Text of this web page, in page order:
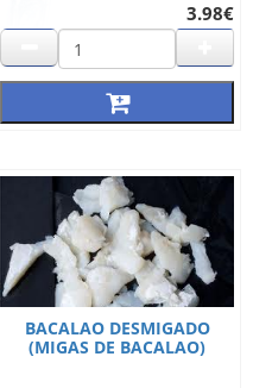
3.98€
BACALAO DESMIGADO
(MIGAS DE BACALAO)